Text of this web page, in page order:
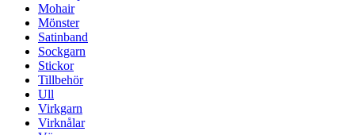
Mohair
Mönster
Satinband
Sockgarn
Stickor
Tillbehör
Ull
Virkgarn
Virknålar